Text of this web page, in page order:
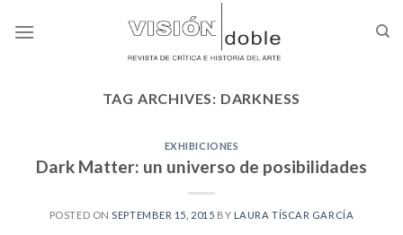
TAG ARCHIVES: DARKNESS
EXHIBICIONES
Dark Matter: un universo de posibilidades
POSTED ON SEPTEMBER 15, 2015 BY LAURA TÍSCAR GARCÍA